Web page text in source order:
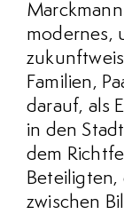
modernes,
Familien,
darauf, als
in den
dem
Beteiligten,
zwischen